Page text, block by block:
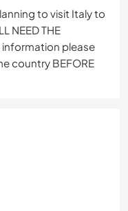
to visit Italy to
NEED THE
information please
country BEFORE